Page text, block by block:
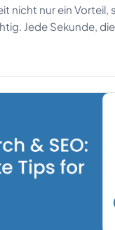
nicht nur ein Vorteil,
Jede Sekunde,
eines Angebots
Der KI-
das. Er verwandelt
langsamen,
KI-gestützte
selbst erleben?